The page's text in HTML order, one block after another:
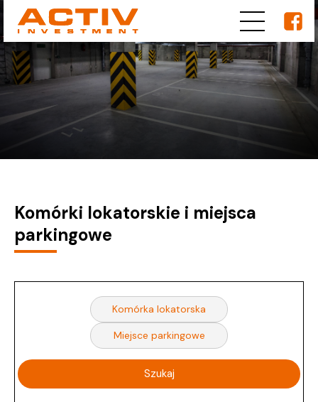
Komórki lokatorskie i miejsca
parkingowe
Komórka lokatorska
Miejsce parkingowe